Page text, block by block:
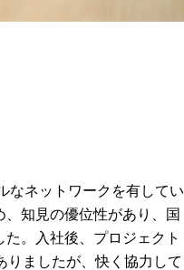
なネットワークを有してい
知見の優位性があり、国
。入社後、プロジェクト
りましたが、快く協力して